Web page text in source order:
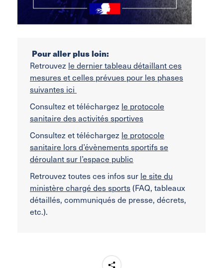
Pour aller plus loin:
Retrouvez le dernier tableau détaillant ces
mesures et celles prévues pour les phases
suivantes ici
Consultez et téléchargez le protocole
sanitaire des activités sportives
Consultez et téléchargez le protocole
sanitaire lors d’évènements sportifs se
déroulant sur l’espace public
Retrouvez toutes ces infos sur le site du
ministère chargé des sports(FAQ, tableaux
détaillés, communiqués de presse, décrets,
etc.).